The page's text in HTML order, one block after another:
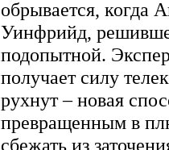
обрывается, когда
Уинфрийд,
подопытной.
получает силу
рухнут – новая
превращенным в
сбежать из